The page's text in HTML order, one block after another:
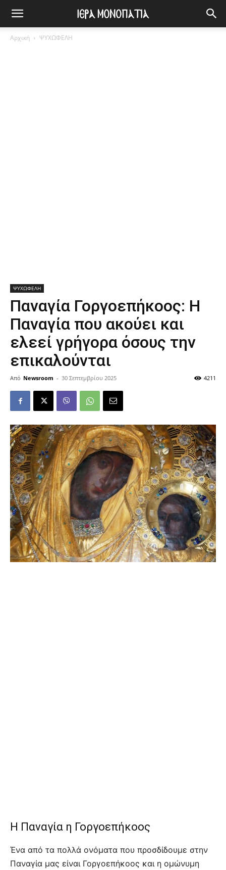
Αρχική ΨΥΧΩΦΕΛΗ
ΨΥΧΩΦΕΛΗ
Παναγία Γοργοεπήκοος: H
Παναγία που ακούει και
ελεεί γρήγορα όσους την
επικαλούνται
Από Newsroom - 30 Σεπτεμβρίου 2025 4211
Η Παναγία η Γοργοεπήκοος
Ένα από τα πολλά ονόματα που προσδίδουμε στην
Παναγία μας είναι Γοργοεπήκοος και η ομώνυμη